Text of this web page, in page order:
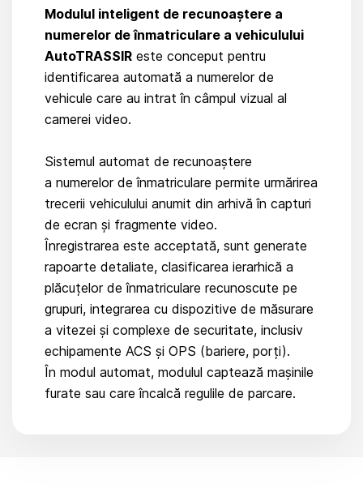
Modulul inteligent de recunoaștere a
numerelor de înmatriculare a vehiculului
AutoTRASSIR este conceput pentru
identificarea automată a numerelor de
vehicule care au intrat în câmpul vizual al
camerei video.
Sistemul automat de recunoaștere
a numerelor de înmatriculare permite urmărirea
trecerii vehiculului anumit din arhivă în capturi
de ecran și fragmente video.
Înregistrarea este acceptată, sunt generate
rapoarte detaliate, clasificarea ierarhică a
plăcuțelor de înmatriculare recunoscute pe
grupuri, integrarea cu dispozitive de măsurare
a vitezei și complexe de securitate, inclusiv
echipamente ACS și OPS (bariere, porți).
În modul automat, modulul captează mașinile
furate sau care încalcă regulile de parcare.